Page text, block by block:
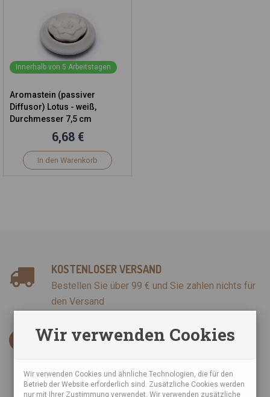
Innerhalb von 5 Arbeitstagen
Aromastein (passiver
Diffusor) Lotus - weiß,
Durchmesser 7,5 cm
6,68 €
In den Warenkorb
KOSTENLOSER VERSAND
Bestellen Sie über 99 € und Sie zahlen nichts für
den Versand
INFORMATIONEN
Datenschutzrichtlinie
Sie haben über uns geschrieben
Wir verwenden Cookies
Wir verwenden Cookies und ähnliche Technologien, die für den
Betrieb der Website erforderlich sind. Zusätzliche Cookies werden
nur mit Ihrer Zustimmung verwendet. Wir verwenden zusätzliche